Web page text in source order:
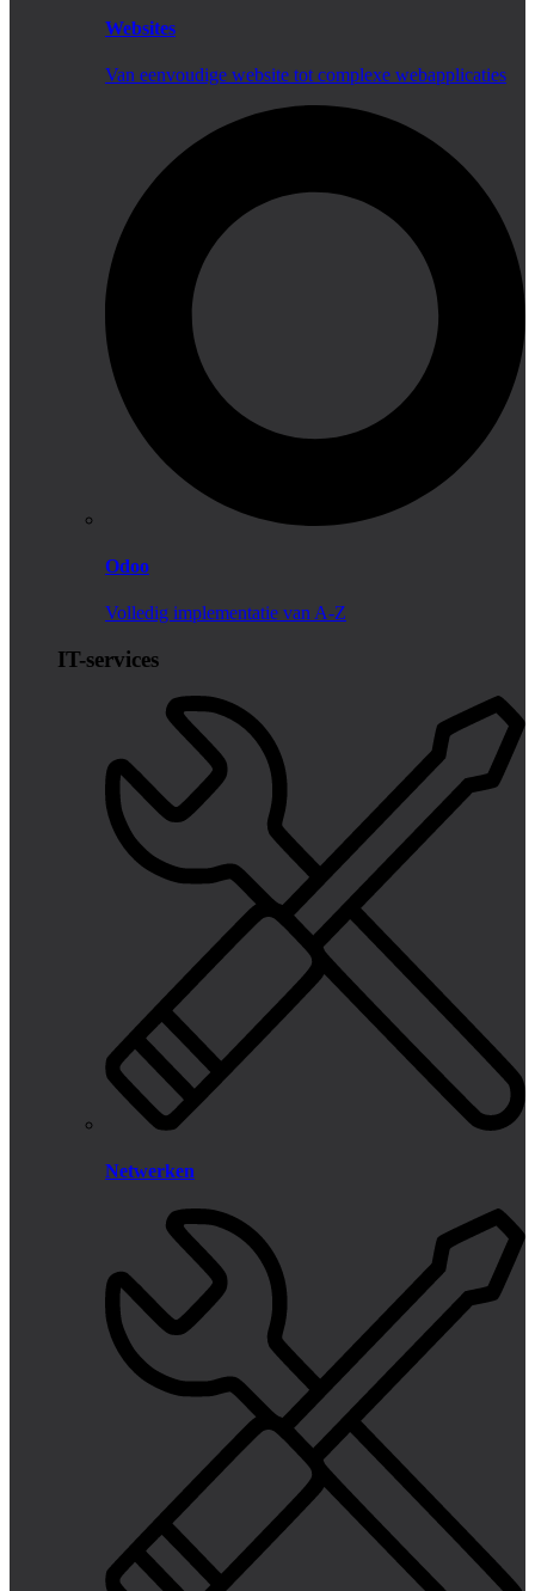
Websites
Van eenvoudige website tot complexe webapplicaties
Odoo
Volledig implementatie van A-Z
IT-services
Netwerken